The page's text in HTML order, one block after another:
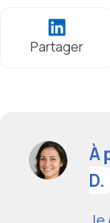
Partager
À
D.